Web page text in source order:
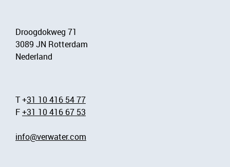
Droogdokweg 71
3089 JN Rotterdam
Nederland
T +31 10 416 54 77
F+31 10 416 67 53
info@verwater.com